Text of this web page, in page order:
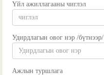
Үйл ажиллагааны чиглэл
Удирдлагын овог нэр /бүтнээр/
Ажлын туршлага